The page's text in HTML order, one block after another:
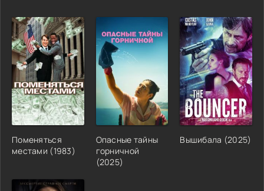
Поменяться
местами (1983)
Опасные тайны
горничной
(2025)
Вышибала (2025)